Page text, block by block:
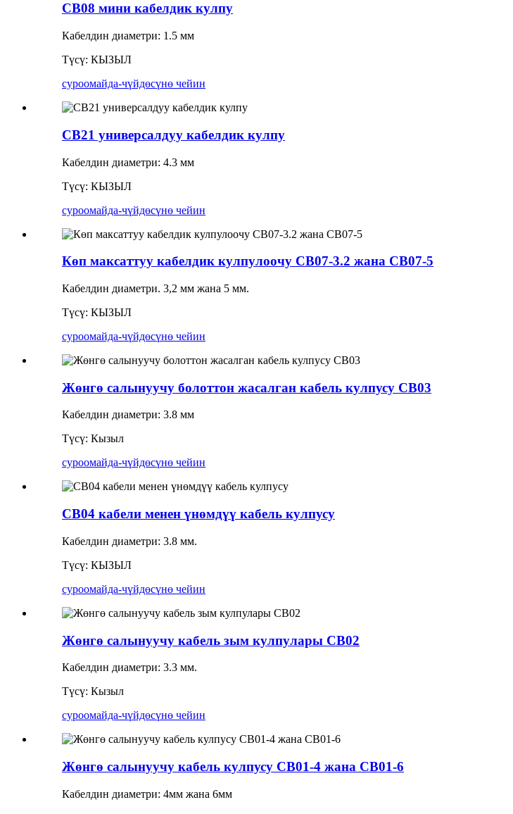
CB08 мини кабелдик кулпу
Кабелдин диаметри: 1.5 мм
Түсү: КЫЗЫЛ
суроомайда-чүйдөсүнө чейин
CB21 универсалдуу кабелдик кулпу
Кабелдин диаметри: 4.3 мм
Түсү: КЫЗЫЛ
суроомайда-чүйдөсүнө чейин
Көп максаттуу кабелдик кулпулоочу CB07-3.2 жана CB07-5
Кабелдин диаметри. 3,2 мм жана 5 мм.
Түсү: КЫЗЫЛ
суроомайда-чүйдөсүнө чейин
Жөнгө салынуучу болоттон жасалган кабель кулпусу CB03
Кабелдин диаметри: 3.8 мм
Түсү: Кызыл
суроомайда-чүйдөсүнө чейин
CB04 кабели менен үнөмдүү кабель кулпусу
Кабелдин диаметри: 3.8 мм.
Түсү: КЫЗЫЛ
суроомайда-чүйдөсүнө чейин
Жөнгө салынуучу кабель зым кулпулары CB02
Кабелдин диаметри: 3.3 мм.
Түсү: Кызыл
суроомайда-чүйдөсүнө чейин
Жөнгө салынуучу кабель кулпусу CB01-4 жана CB01-6
Кабелдин диаметри: 4мм жана 6мм